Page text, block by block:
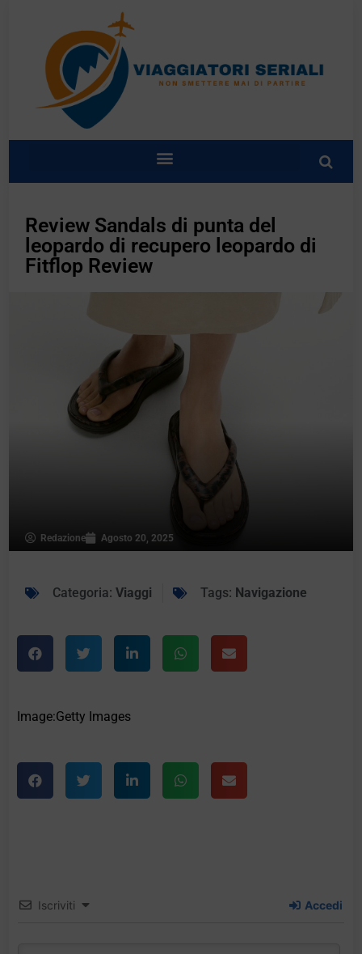
Review Sandals di punta del
leopardo di recupero leopardo di
Fitflop Review
Redazione Agosto 20, 2025
Categoria: Viaggi Tags: Navigazione
Image:Getty Images
Iscriviti Accedi